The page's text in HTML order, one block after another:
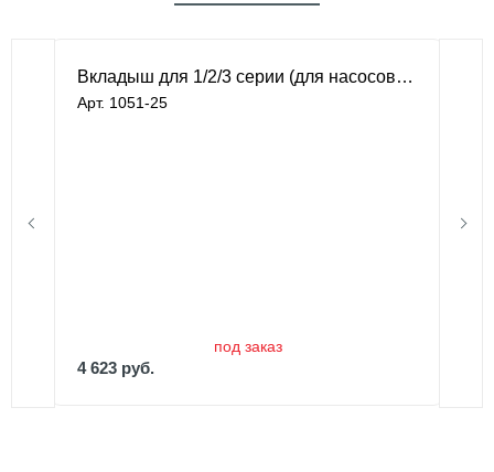
Вкладыш для 1/2/3 серии (для насосов 25 гал.)
Арт. 1051-25
под заказ
4 623 руб.